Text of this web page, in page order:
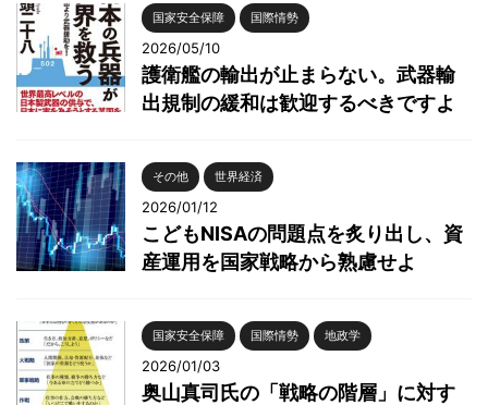
国家安全保障 国際情勢
2026/05/10
護衛艦の輸出が止まらない。武器輸
出規制の緩和は歓迎するべきですよ
その他 世界経済
2026/01/12
こどもNISAの問題点を炙り出し、資
産運用を国家戦略から熟慮せよ
国家安全保障 国際情勢 地政学
2026/01/03
奥山真司氏の「戦略の階層」に対す